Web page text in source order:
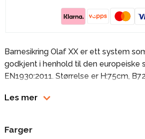
Barnesikring Olaf XX er ett system
godkjent i henhold til den europeiske
EN1930:2011. Størrelse er H:75cm,
seksjon (72 cm) 2 x større seksjoner
Les mer
Farger